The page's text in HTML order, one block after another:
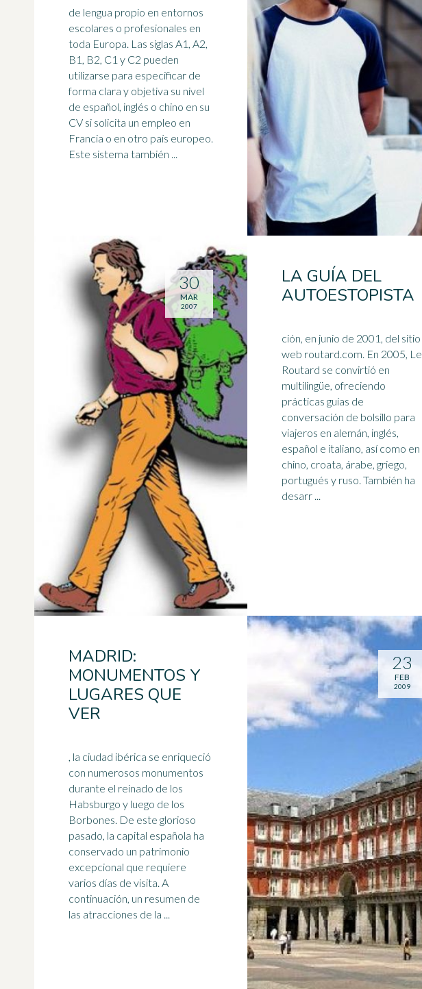
de lengua propio en entornos
escolares o profesionales en
toda Europa. Las siglas A1, A2,
B1, B2, C1 y C2 pueden
utilizarse para especificar de
forma clara y objetiva su nivel
de español, inglés o chino en su
CV si solicita un empleo en
Francia o en otro país europeo.
Este sistema también ...
LA GUÍA DEL
AUTOESTOPISTA
ción, en junio de 2001, del sitio
web routard.com. En 2005, Le
Routard se convirtió en
multilingüe, ofreciendo
prácticas guías de
conversación de bolsillo para
viajeros en alemán, inglés,
español e italiano, así como en
chino, croata, árabe, griego,
portugués y ruso. También ha
desarr ...
30
MAR
2007
MADRID:
MONUMENTOS Y
LUGARES QUE
VER
, la ciudad ibérica se enriqueció
con numerosos monumentos
durante el reinado de los
Habsburgo y luego de los
Borbones. De este glorioso
pasado, la capital española ha
conservado un patrimonio
excepcional que requiere
varios días de visita. A
continuación, un resumen de
las atracciones de la ...
23
FEB
2009